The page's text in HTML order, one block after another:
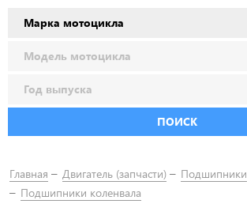
ПОИСК
Главная Двигатель (запчасти)
Подшипники
Подшипники коленвала